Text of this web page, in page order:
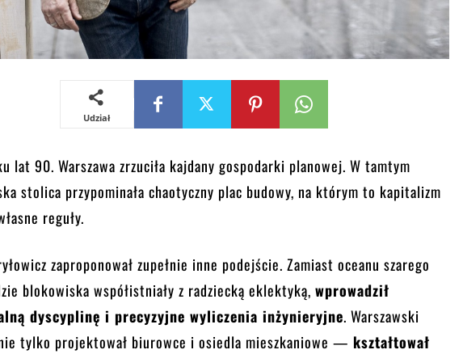
Udział
lat 90. Warszawa zrzuciła kajdany gospodarki planowej. W tamtym
stolica przypominała chaotyczny plac budowy, na którym to kapitalizm
reguły.
zaproponował zupełnie inne podejście. Zamiast oceanu szarego
blokowiska współistniały z radziecką eklektyką,wprowadził
dyscyplinę i precyzyjne wyliczenia inżynieryjne. Warszawski
tylko projektował biurowce i osiedla mieszkaniowe — kształtował